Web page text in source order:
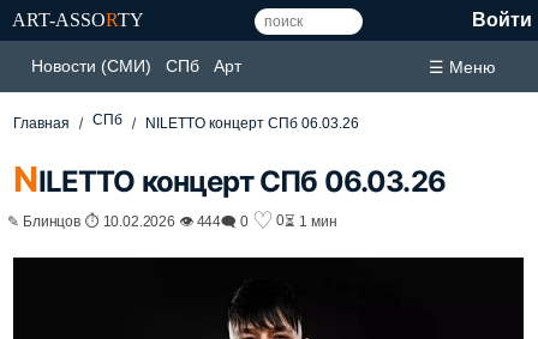
ART-ASSORTY Войти
Новости (СМИ) СПб Арт ☰ Меню
Главная СПб NILETTO концерт СПб 06.03.26
NILETTO концерт СПб 06.03.26
✎ Блинцов ⏱ 10.02.2026 👁 444🗨 0 ♡ 0⏳ 1 мин